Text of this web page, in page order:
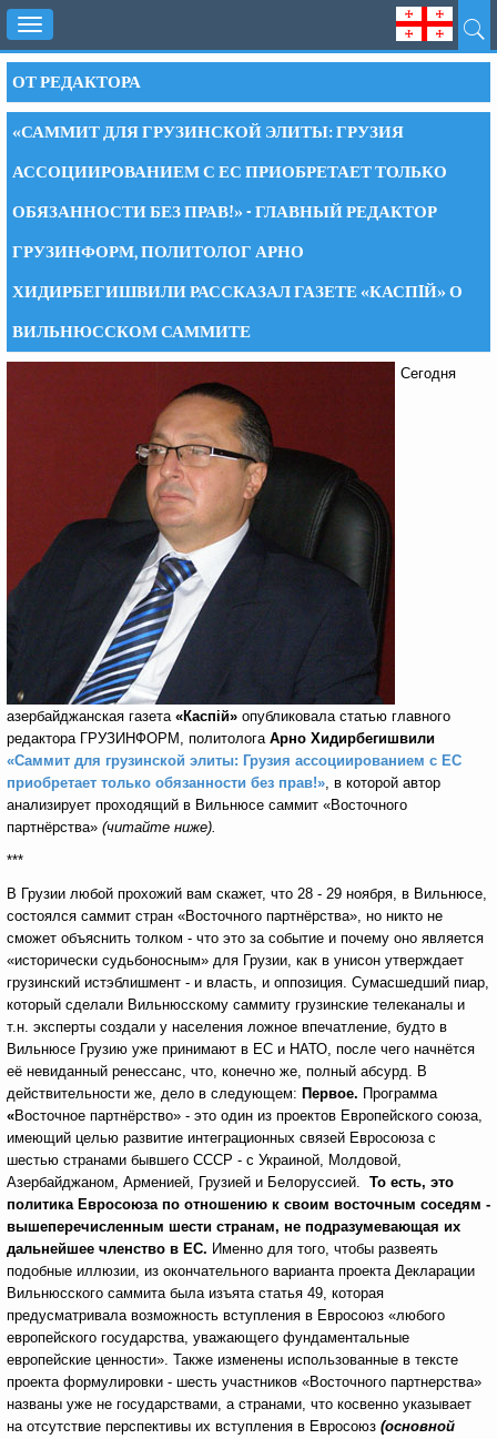
Toggle
navigation
ОТ РЕДАКТОРА
«САММИТ ДЛЯ ГРУЗИНСКОЙ ЭЛИТЫ: ГРУЗИЯ
АССОЦИИРОВАНИЕМ С ЕС ПРИОБРЕТАЕТ ТОЛЬКО
ОБЯЗАННОСТИ БЕЗ ПРАВ!» - ГЛАВНЫЙ РЕДАКТОР
ГРУЗИНФОРМ, ПОЛИТОЛОГ АРНО
ХИДИРБЕГИШВИЛИ РАССКАЗАЛ ГАЗЕТЕ «КАСПIЙ» О
ВИЛЬНЮССКОМ САММИТЕ
Сегодня
азербайджанская газета«Каспiй» опубликовала статью главного
редактора ГРУЗИНФОРМ, политолога Арно Хидирбегишвили
«Саммит для грузинской элиты: Грузия ассоциированием с ЕС
приобретает только обязанности без прав!», в которой автор
анализирует проходящий в Вильнюсе саммит «Восточного
партнёрства» (читайте ниже).
***
В Грузии любой прохожий вам скажет, что 28 - 29 ноября, в Вильнюсе,
состоялся саммит стран «Восточного партнёрства», но никто не
сможет объяснить толком - что это за событие и почему оно является
«исторически судьбоносным» для Грузии, как в унисон утверждает
грузинский истэблишмент - и власть, и оппозиция. Сумасшедший пиар,
который сделали Вильнюсскому саммиту грузинские телеканалы и
т.н. эксперты создали у населения ложное впечатление, будто в
Вильнюсе Грузию уже принимают в ЕС и НАТО, после чего начнётся
её невиданный ренессанс, что, конечно же, полный абсурд. В
действительности же, дело в следующем: Первое. Программа
«Восточное партнёрство» - это один из проектов Европейского союза,
имеющий целью развитие интеграционных связей Евросоюза с
шестью странами бывшего СССР - с Украиной, Молдовой,
Азербайджаном, Арменией, Грузией и Белоруссией. То есть, это
политика Евросоюза по отношению к своим восточным соседям -
вышеперечисленным шести странам, не подразумевающая их
дальнейшее членство в ЕС. Именно для того, чтобы развеять
подобные иллюзии, из окончательного варианта проекта Декларации
Вильнюсского саммита была изъята статья 49, которая
предусматривала возможность вступления в Евросоюз «любого
европейского государства, уважающего фундаментальные
европейские ценности». Также изменены использованные в тексте
проекта формулировки - шесть участников «Восточного партнерства»
названы уже не государствами, а странами, что косвенно указывает
на отсутствие перспективы их вступления в Евросоюз (основной